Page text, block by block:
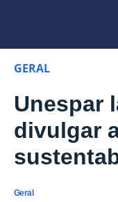
GERAL
Unespar
divulgar
Geral